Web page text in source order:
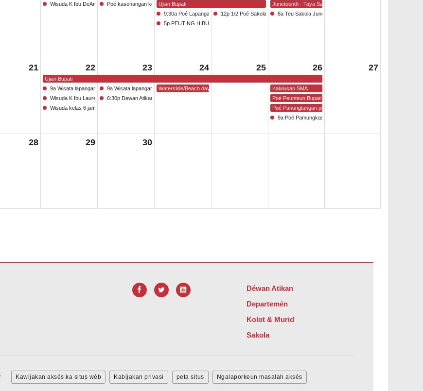
Wisuda K Ibu DeAngelo & Ibu Scaccia ka-10a
Poé kasenangan kelas 5 9Ujian Bupati
9:30a Poé Lapangan
5p PEUTING HIBURAN KULAWARGA
12p 1/2 Poé Sakola
Juneteenth - Taya Sakola
8a Teu Sakola Juneteenth
21 22
Ujian Bupati
9a Wisata lapangan kelas 4 SD ka Bioskop
Wisuda K Ibu Laurer & Ibu Brooks ka-10a
Wisuda kelas 6 jam 6 @ JFK
23
9a Wisata lapangan kelas 2 ka bioskop
6:30p Dewan Atikan Rapat
24
Waterslide/Beach day
25 26
Kalulusan SMA
Poé Peunteun Bupati
Poé Panungtungan pikeun Murid
9a Poé Pamungkas Sakola
27
28 29 30
Déwan Atikan
Departemén
Kolot & Murid
Sakola
Kawijakan aksés ka situs wéb Kabijakan privasi peta situs Ngalaporkeun masalah aksés